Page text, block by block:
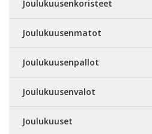
Joulukuusenkoristeet
Joulukuusenmatot
Joulukuusenpallot
Joulukuusenvalot
Joulukuuset